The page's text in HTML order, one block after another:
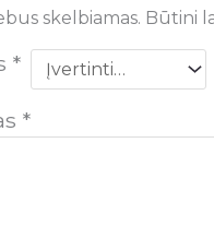
skelbiamas. Būtini
*
*